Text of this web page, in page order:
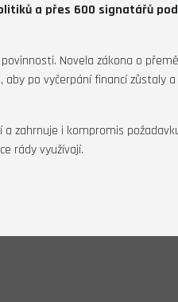
a přes 600 signatářů
Novela zákona o
po vyčerpání financí zůstaly
a zahrnuje i kompromis
rády využívají.